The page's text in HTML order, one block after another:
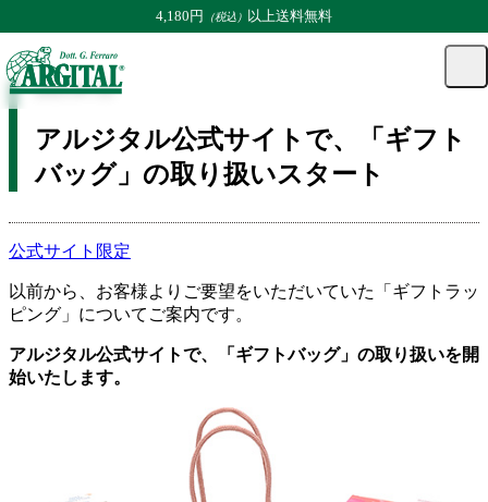
4,180円 （税込） 以上送料無料
ル
STAFFコラム | コラムアルジタル公式サイトで、「ギフ
2021.07.12
アルジタル公式サイトで、「ギフト
バッグ」の取り扱いスタート
公式サイト限定
以前から、お客様よりご要望をいただいていた「ギフトラッ
ピング」についてご案内です。
アルジタル公式サイトで、「ギフトバッグ」の取り扱いを開
始いたします。